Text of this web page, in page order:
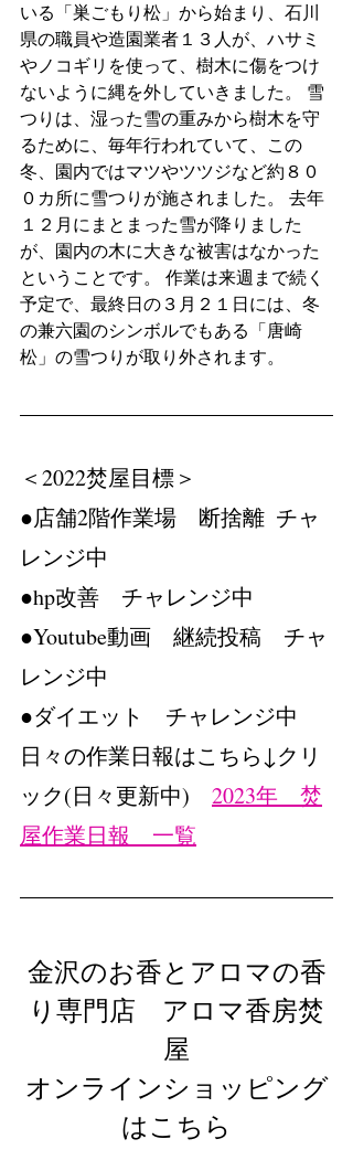
いる「巣ごもり松」から始まり、石川
県の職員や造園業者１３人が、ハサミ
やノコギリを使って、樹木に傷をつけ
ないように縄を外していきました。 雪
つりは、湿った雪の重みから樹木を守
るために、毎年行われていて、この
冬、園内ではマツやツツジなど約８０
０カ所に雪つりが施されました。 去年
１２月にまとまった雪が降りました
が、園内の木に大きな被害はなかった
ということです。 作業は来週まで続く
予定で、最終日の３月２１日には、冬
の兼六園のシンボルでもある「唐崎
松」の雪つりが取り外されます。
＜2022焚屋目標＞
●店舗2階作業場　断捨離  チャ
レンジ中
●hp改善　チャレンジ中
●Youtube動画　継続投稿　チャ
レンジ中
●ダイエット　チャレンジ中
日々の作業日報はこちら↓クリ
ック(日々更新中) 2023年　焚
屋作業日報　一覧
金沢のお香とアロマの香
り専門店　アロマ香房焚
屋
オンラインショッピング
はこちら